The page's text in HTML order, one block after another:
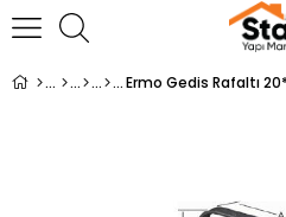
Ermo Gedis Rafaltı